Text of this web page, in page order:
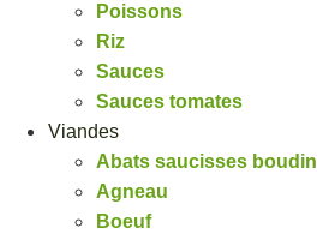
Poissons
Riz
Sauces
Sauces tomates
Viandes
Abats saucisses boudin
Agneau
Boeuf